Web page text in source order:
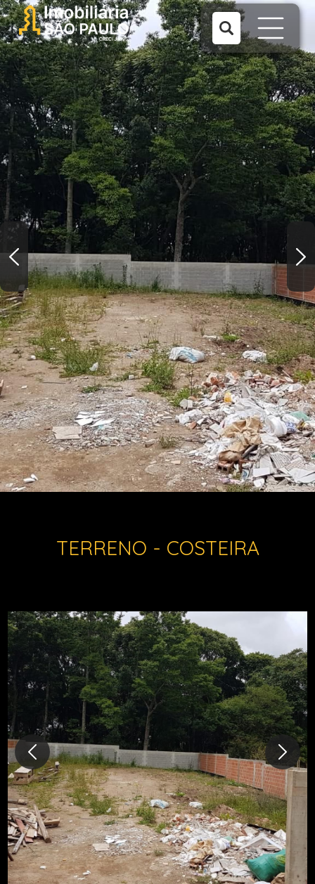
TERRENO - COSTEIRA